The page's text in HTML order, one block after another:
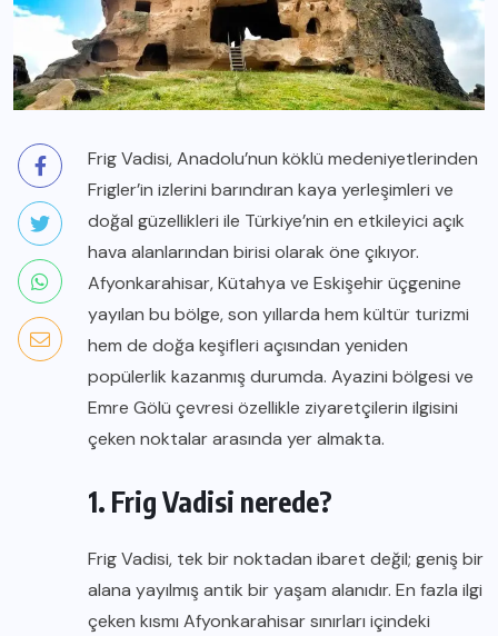
Frig Vadisi, Anadolu’nun köklü medeniyetlerinden
Frigler’in izlerini barındıran kaya yerleşimleri ve
doğal güzellikleri ile Türkiye’nin en etkileyici açık
hava alanlarından birisi olarak öne çıkıyor.
Afyonkarahisar, Kütahya ve Eskişehir üçgenine
yayılan bu bölge, son yıllarda hem kültür turizmi
hem de doğa keşifleri açısından yeniden
popülerlik kazanmış durumda. Ayazini bölgesi ve
Emre Gölü çevresi özellikle ziyaretçilerin ilgisini
çeken noktalar arasında yer almakta.
1. Frig Vadisi nerede?
Frig Vadisi, tek bir noktadan ibaret değil; geniş bir
alana yayılmış antik bir yaşam alanıdır. En fazla ilgi
çeken kısmı Afyonkarahisar sınırları içindeki